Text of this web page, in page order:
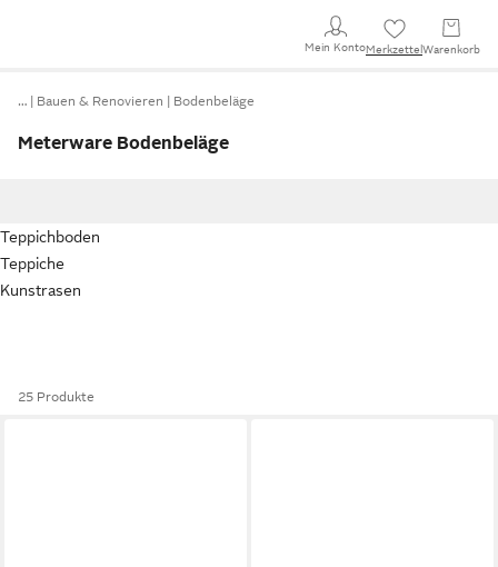
Mein KontoMerkzettel Warenkorb
… Bauen & Renovieren Bodenbeläge
Meterware Bodenbeläge
Teppichboden
Teppiche
Kunstrasen
25 Produkte